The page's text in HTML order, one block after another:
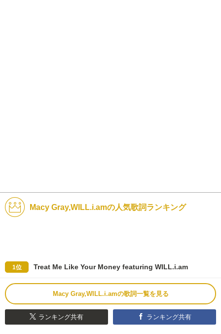
Macy Gray,WILL.i.amの人気歌詞ランキング
1位 Treat Me Like Your Money featuring WILL.i.am
Macy Gray,WILL.i.amの歌詞一覧を見る
ランキング共有 ランキング共有